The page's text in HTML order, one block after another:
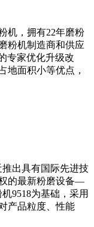
机，拥有22年磨粉
粉机制造商和供应
专家优化升级改
地面积小等优点，
出具有国际先进技
的最新粉磨设备—
9518为基础，采用
产品粒度、性能